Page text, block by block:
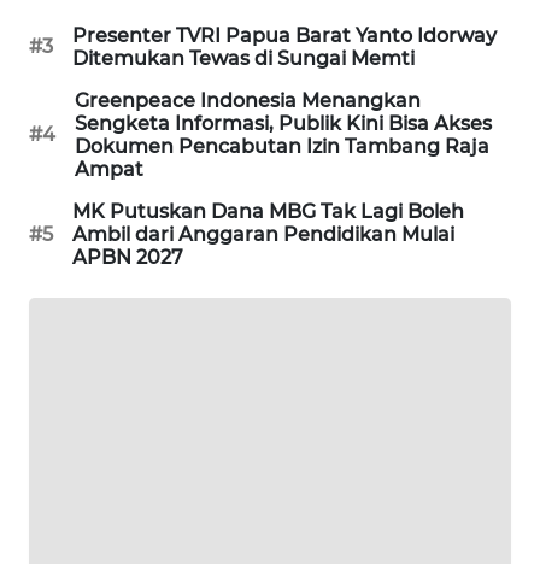
#3
Presenter TVRI Papua Barat Yanto Idorway
Ditemukan Tewas di Sungai Memti
#4
Greenpeace Indonesia Menangkan
Sengketa Informasi, Publik Kini Bisa Akses
Dokumen Pencabutan Izin Tambang Raja
Ampat
#5
MK Putuskan Dana MBG Tak Lagi Boleh
Ambil dari Anggaran Pendidikan Mulai
APBN 2027
KARING
JURNAL
MARITIM
HUMBANG
NEWS